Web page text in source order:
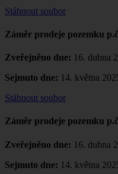
Stáhnout soubor
Záměr prodeje pozemku
Zveřejněno dne: 16. dubna
Sejmuto dne: 14. května
Stáhnout soubor
Záměr prodeje pozemku
Zveřejněno dne: 16. dubna
Sejmuto dne: 14. května